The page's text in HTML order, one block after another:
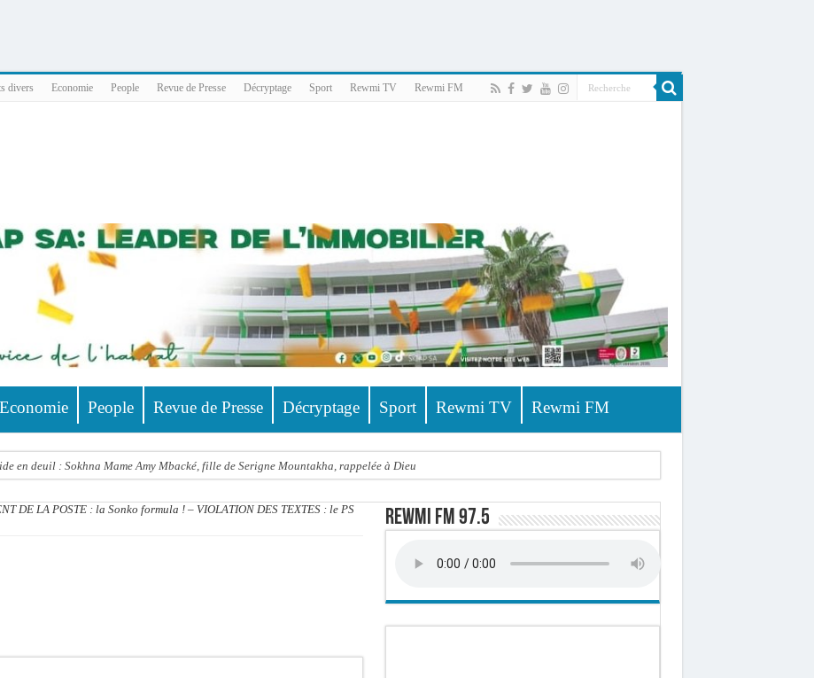
divers Economie People Revue de Presse Décryptage Sport Rewmi TV Rewmi FM
Economie People Revue de Presse Décryptage Sport Rewmi TV Rewmi FM
en deuil : Sokhna Mame Amy Mbacké, fille de Serigne Mountakha, rappelée à Dieu
DE LA POSTE : la Sonko formula ! – VIOLATION DES TEXTES : le PS
Rewmi FM 97.5